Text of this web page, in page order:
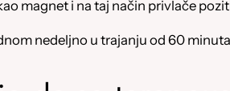
magnet i na taj način privlače
nedeljno u trajanju od 60